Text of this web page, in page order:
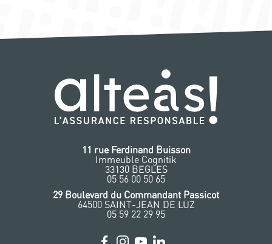
11 rue Ferdinand Buisson
Immeuble Cognitik
33130 BEGLES
‭05 56 00 50 65
‭29 Boulevard du Commandant Passicot
64500 SAINT-JEAN DE LUZ
05 59 22 29 95